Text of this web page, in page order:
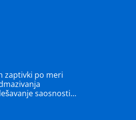
zaptivki po meri
saosnosti…